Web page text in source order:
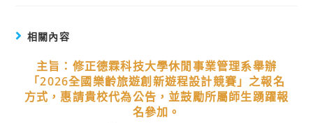
相關內容
主旨：修正德霖科技大學休閒事業管理系舉辦
「2026全國樂齡旅遊創新遊程設計競賽」之報名
方式，惠請貴校代為公告，並鼓勵所屬師生踴躍報
名參加。